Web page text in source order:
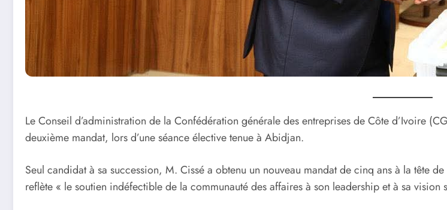
Le Conseil d’administration de la Confédération générale des entreprises de Côte d’Ivoire
deuxième mandat, lors d’une séance élective tenue à Abidjan.
Seul candidat à sa succession, M. Cissé a obtenu un nouveau mandat de cinq ans à la tête
reflète « le soutien indéfectible de la communauté des affaires à son leadership et à sa